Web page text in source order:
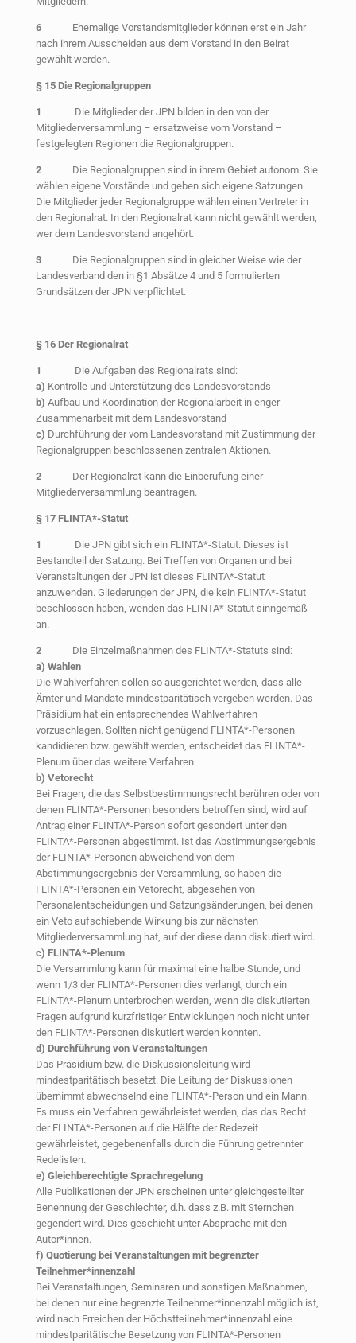
6 Ehemalige Vorstandsmitglieder können erst ein Jahr
nach ihrem Ausscheiden aus dem Vorstand in den Beirat
gewählt werden.
§ 15 Die Regionalgruppen
1
Die Mitglieder der JPN bilden in den von der
Mitgliederversammlung – ersatzweise vom Vorstand –
festgelegten Regionen die Regionalgruppen.
2 Die Regionalgruppen sind in ihrem Gebiet autonom. Sie
wählen eigene Vorstände und geben sich eigene Satzungen.
Die Mitglieder jeder Regionalgruppe wählen einen Vertreter in
den Regionalrat. In den Regionalrat kann nicht gewählt werden,
wer dem Landesvorstand angehört.
3 Die Regionalgruppen sind in gleicher Weise wie der
Landesverband den in §1 Absätze 4 und 5 formulierten
Grundsätzen der JPN verpflichtet.
§ 16 Der Regionalrat
1 Die Aufgaben des Regionalrats sind:
a) Kontrolle und Unterstützung des Landesvorstands
b) Aufbau und Koordination der Regionalarbeit in enger
Zusammenarbeit mit dem Landesvorstand
c) Durchführung der vom Landesvorstand mit Zustimmung der
Regionalgruppen beschlossenen zentralen Aktionen.
2 Der Regionalrat kann die Einberufung einer
Mitgliederversammlung beantragen.
§ 17 FLINTA*-Statut
1 Die JPN gibt sich ein FLINTA*-Statut. Dieses ist
Bestandteil der Satzung. Bei Treffen von Organen und bei
Veranstaltungen der JPN ist dieses FLINTA*-Statut
anzuwenden. Gliederungen der JPN, die kein FLINTA*-Statut
beschlossen haben, wenden das FLINTA*-Statut sinngemäß
an.
2 Die Einzelmaßnahmen des FLINTA*-Statuts sind:
a) Wahlen
Die Wahlverfahren sollen so ausgerichtet werden, dass alle
Ämter und Mandate mindestparitätisch vergeben werden. Das
Präsidium hat ein entsprechendes Wahlverfahren
vorzuschlagen. Sollten nicht genügend FLINTA*-Personen
kandidieren bzw. gewählt werden, entscheidet das FLINTA*-
Plenum über das weitere Verfahren.
b) Vetorecht
Bei Fragen, die das Selbstbestimmungsrecht berühren oder von
denen FLINTA*-Personen besonders betroffen sind, wird auf
Antrag einer FLINTA*-Person sofort gesondert unter den
FLINTA*-Personen abgestimmt. Ist das Abstimmungsergebnis
der FLINTA*-Personen abweichend von dem
Abstimmungsergebnis der Versammlung, so haben die
FLINTA*-Personen ein Vetorecht, abgesehen von
Personalentscheidungen und Satzungsänderungen, bei denen
ein Veto aufschiebende Wirkung bis zur nächsten
Mitgliederversammlung hat, auf der diese dann diskutiert wird.
c) FLINTA*-Plenum
Die Versammlung kann für maximal eine halbe Stunde, und
wenn 1/3 der FLINTA*-Personen dies verlangt, durch ein
FLINTA*-Plenum unterbrochen werden, wenn die diskutierten
Fragen aufgrund kurzfristiger Entwicklungen noch nicht unter
den FLINTA*-Personen diskutiert werden konnten.
d) Durchführung von Veranstaltungen
Das Präsidium bzw. die Diskussionsleitung wird
mindestparitätisch besetzt. Die Leitung der Diskussionen
übernimmt abwechselnd eine FLINTA*-Person und ein Mann.
Es muss ein Verfahren gewährleistet werden, das das Recht
der FLINTA*-Personen auf die Hälfte der Redezeit
gewährleistet, gegebenenfalls durch die Führung getrennter
Redelisten.
e) Gleichberechtigte Sprachregelung
Alle Publikationen der JPN erscheinen unter gleichgestellter
Benennung der Geschlechter, d.h. dass z.B. mit Sternchen
gegendert wird. Dies geschieht unter Absprache mit den
Autor*innen.
f) Quotierung bei Veranstaltungen mit begrenzter
Teilnehmer*innenzahl
Bei Veranstaltungen, Seminaren und sonstigen Maßnahmen,
bei denen nur eine begrenzte Teilnehmer*innenzahl möglich ist,
wird nach Erreichen der Höchstteilnehmer*innenzahl eine
mindestparitätische Besetzung von FLINTA*-Personen